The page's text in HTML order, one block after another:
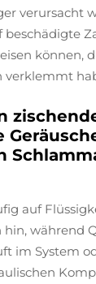
verursacht
beschädigte
können,
verklemmt
auf
während
im System